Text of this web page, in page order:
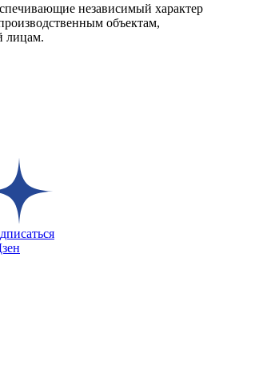
независимый характер
объектам,
лицам.